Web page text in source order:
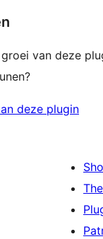
van deze
deze plugin